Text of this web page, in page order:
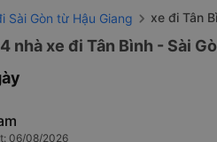
Sài Gòn từ Hậu Giang xe đi Tân
nhà xe đi Tân Bình - Sài
06/08/2026